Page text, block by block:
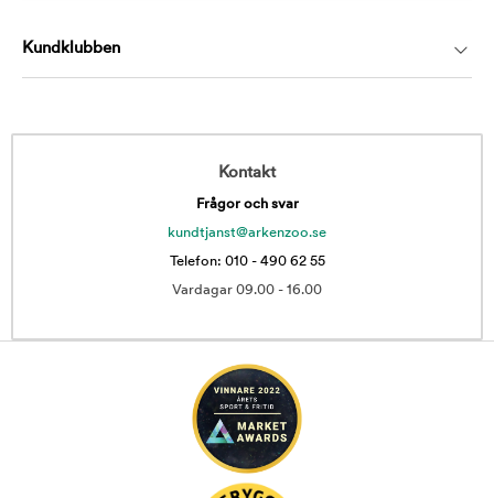
Kundklubben
Kontakt
Frågor och svar
kundtjanst@arkenzoo.se
Telefon: 010 - 490 62 55
Vardagar 09.00 - 16.00